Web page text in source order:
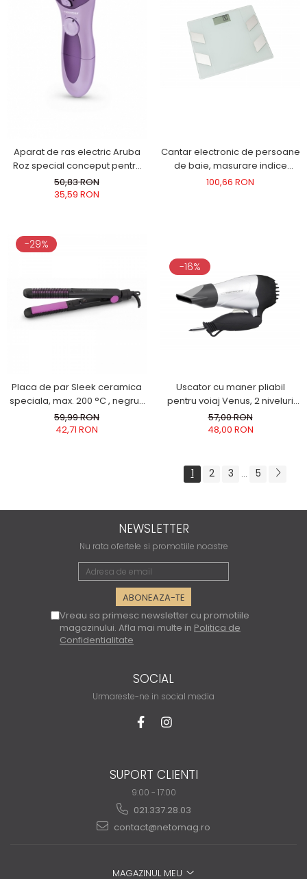
Aparat de ras electric Aruba
Roz special conceput pentru
doamne, alimentare 2 baterii
AA
50,83 RON
35,59 RON
Cantar electronic de persoane
de baie, masurare indice
grasime, masa musculara,
100,66 RON
-29%
Placa de par Sleek ceramica
speciala, max. 200 °C , negru-
roz pentru indreptarea parului
59,99 RON
42,71 RON
-16%
Uscator cu maner pliabil
pentru voiaj Venus, 2 niveluri
flux de aer, carlig de agatare
850W ideal calatorii
57,00 RON
48,00 RON
1 2 3 ... 5
NEWSLETTER
Nu rata ofertele si promotiile noastre
Vreau sa primesc newsletter cu promotiile
magazinului. Afla mai multe in Politica de
Confidentialitate
SOCIAL
Urmareste-ne in social media
SUPORT CLIENTI
9:00 - 17:00
021.337.28.03
contact@netomag.ro
MAGAZINUL MEU